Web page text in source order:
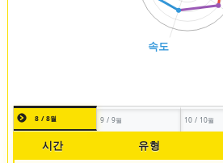
8 / 8월 9 / 9월 10 / 10월
시간 유형